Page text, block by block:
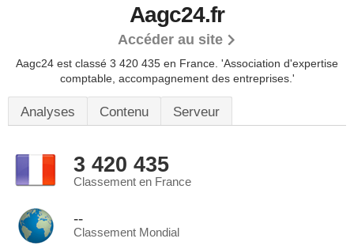
Aagc24.fr
Accéder au site
Aagc24 est classé 3 420 435 en France. 'Association d'expertise
comptable, accompagnement des entreprises.'
Analyses Contenu Serveur
3 420 435
Classement en France
--
Classement Mondial